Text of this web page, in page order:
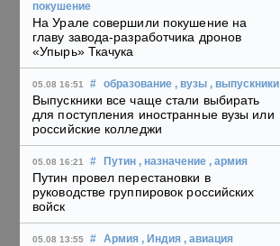
покушение
На Урале совершили покушение на
главу завода-разработчика дронов
«Упырь» Ткачука
05.08 16:51 # образование , вузы , выпускники
Выпускники все чаще стали выбирать
для поступления иностранные вузы или
российские колледжи
05.08 16:21 # Путин , назначение , армия
Путин провел перестановки в
руководстве группировок российских
войск
05.08 13:55 # Армия , Индия , авиация